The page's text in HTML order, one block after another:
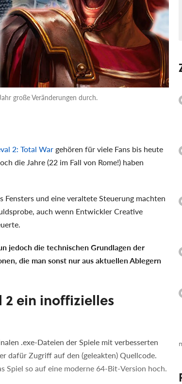
große Veränderungen durch.
2: Total War gehören für viele Fans bis heute
die Jahre (22 im Fall von Rome!) haben
Fensters und eine veraltete Steuerung machten
auch wenn Entwickler Creative
jedoch die technischen Grundlagen der
die man sonst nur aus aktuellen Ablegern
2 ein inoffizielles
.exe-Dateien der Spiele mit verbesserten
dafür Zugriff auf den (geleakten) Quellcode.
Spiel so auf eine moderne 64-Bit-Version hoch.